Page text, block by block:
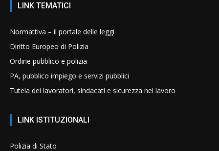
LINK TEMATICI
Normattiva – il portale delle leggi
Diritto Europeo di Polizia
Ordine pubblico e polizia
PA, pubblico impiego e servizi pubblici
Tutela dei lavoratori, sindacati e sicurezza nel lavoro
LINK ISTITUZIONALI
Polizia di Stato